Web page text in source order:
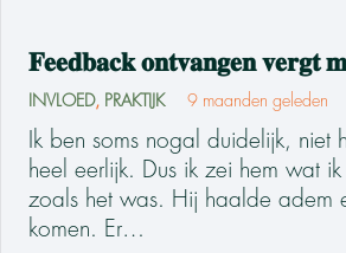
𝐅𝐞𝐞𝐝𝐛𝐚𝐜𝐤 𝐨𝐧𝐭𝐯𝐚𝐧𝐠𝐞𝐧 𝐯𝐞𝐫𝐠𝐭
INVLOED, PRAKTIJK 9 maanden geleden
Ik ben soms nogal duidelijk, niet
heel eerlijk. Dus ik zei hem wat
zoals het was. Hij haalde adem
komen. Er…